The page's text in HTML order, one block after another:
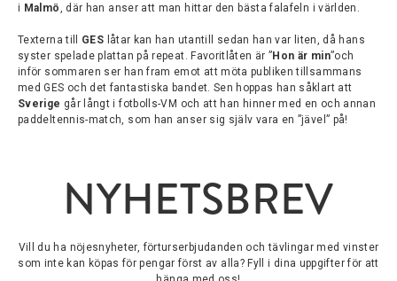
i Malmö, där han anser att man hittar den bästa falafeln i världen.
Texterna till GES låtar kan han utantill sedan han var liten, då hans
syster spelade plattan på repeat. Favoritlåten är ”Hon är min”och
inför sommaren ser han fram emot att möta publiken tillsammans
med GES och det fantastiska bandet. Sen hoppas han såklart att
Sverige går långt i fotbolls-VM och att han hinner med en och annan
paddeltennis-match, som han anser sig själv vara en ”jävel” på!
NYHETSBREV
Vill du ha nöjesnyheter, förturserbjudanden och tävlingar med vinster
som inte kan köpas för pengar först av alla? Fyll i dina uppgifter för att